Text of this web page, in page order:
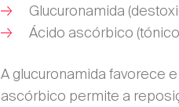
Glucuronamida
Ácido ascórbico
A glucuronamida favorece e
ascórbico permite a